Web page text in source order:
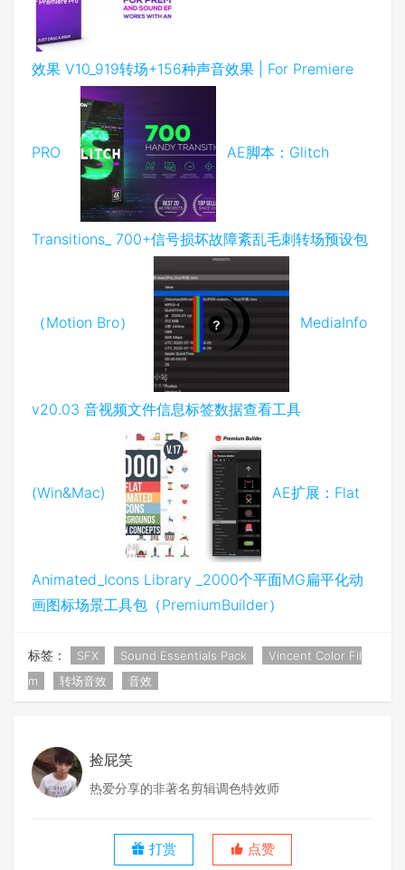
效果 V10_919转场+156种声音效果 | For Premiere
PRO AE脚本：Glitch
Transitions_ 700+信号损坏故障紊乱毛刺转场预设包
（Motion Bro） MediaInfo
v20.03 音视频文件信息标签数据查看工具
(Win&Mac) AE扩展：Flat
Animated_Icons Library _2000个平面MG扁平化动
画图标场景工具包（PremiumBuilder）
标签： SFX Sound Essentials Pack
Vincent Color Fil
m
转场音效 音效
捡屁笑
热爱分享的非著名剪辑调色特效师
打赏 点赞